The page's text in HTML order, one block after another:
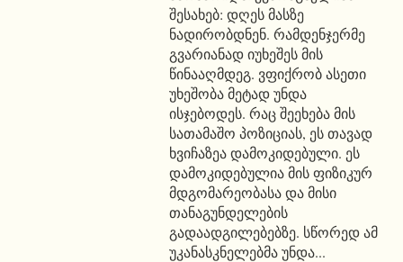
შესახებ: დღეს მასზე
ნადირობდნენ. რამდენჯერმე
გვარიანად იუხეშეს მის
წინააღმდეგ. ვფიქრობ ასეთი
უხეშობა მეტად უნდა
ისჯებოდეს. რაც შეეხება მის
სათამაშო პოზიციას, ეს თავად
ხვიჩაზეა დამოკიდებული. ეს
დამოკიდებულია მის ფიზიკურ
მდგომარეობასა და მისი
თანაგუნდელების
გადაადგილებებზე. სწორედ ამ
უკანასკნელებმა უნდა...